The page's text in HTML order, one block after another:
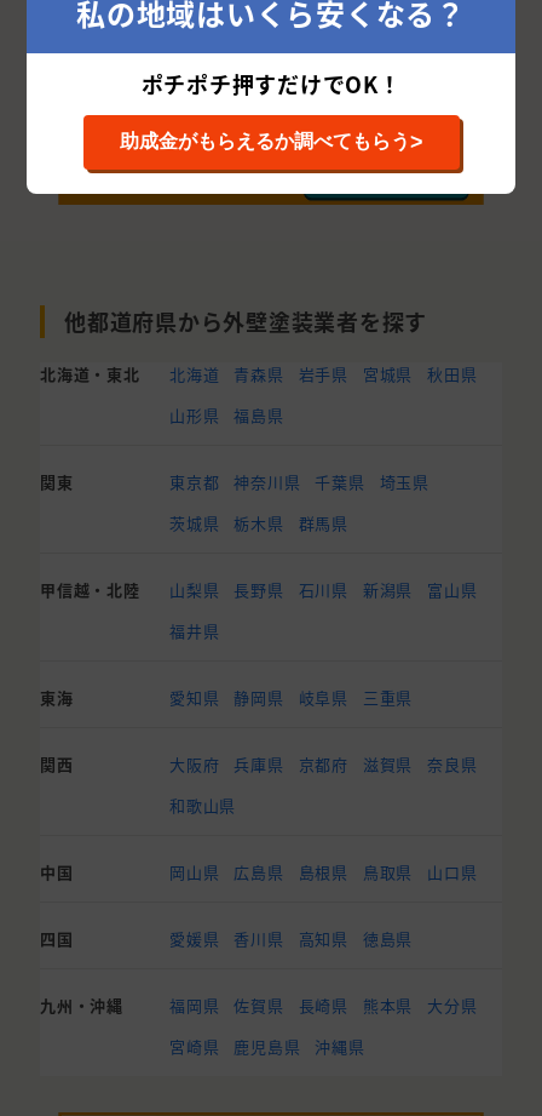
他都道府県から外壁塗装業者を探す
北海道・東北 北海道 青森県 岩手県 宮城県
秋田県
山形県
福島県
関東 東京都 神奈川県 千葉県
埼玉県
茨城県
栃木県 群馬県
甲信越・北陸 山梨県 長野県 石川県 新潟県
富山県
福井県
東海 愛知県 静岡県 岐阜県 三重県
関西 大阪府 兵庫県 京都府 滋賀県
奈良県
和歌山県
中国 岡山県 広島県 島根県 鳥取県 山口県
四国 愛媛県 香川県 高知県 徳島県
九州・沖縄 福岡県 佐賀県 長崎県 熊本県
大分県
宮崎県
鹿児島県 沖縄県
私の地域はいくら安くなる？
ポチポチ押すだけでOK！
助成金がもらえるか調べてもらう>